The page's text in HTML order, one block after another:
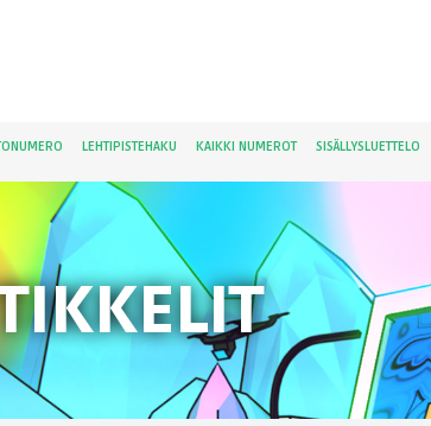
LEHTIPISTEHAKU KAIKKI NUMEROT SISÄLLYSLUETTELO